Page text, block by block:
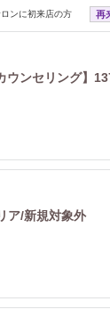
ンに初来店の方 再
ウンセリング】
ア/新規対象外